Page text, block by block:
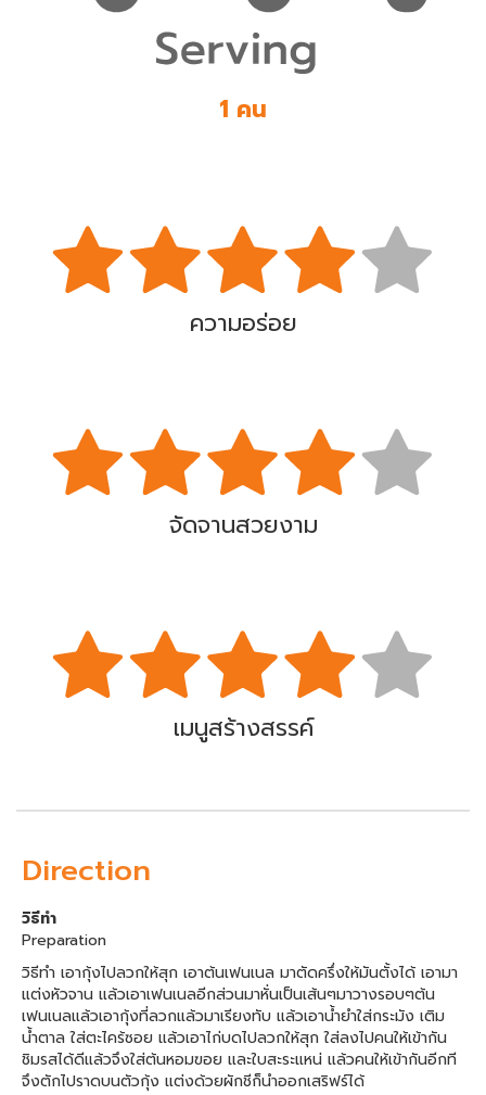
1 คน
ความอร่อย
จัดจานสวยงาม
เมนูสร้างสรรค์
Direction
วิธีทำ
Preparation
วิธีทำ เอากุ้งไปลวกให้สุก เอาต้นเฟนเนล มาตัดครึ่งให้มันตั้งได้ เอามา
แต่งหัวจาน แล้วเอาเฟนเนลอีกส่วนมาหั่นเป็นเส้นๆมาวางรอบๆต้น
เฟนเนลแล้วเอากุ้งที่ลวกแล้วมาเรียงทับ แล้วเอาน้ำยำใส่กระมัง เติม
น้ำตาล ใส่ตะไคร้ซอย แล้วเอาไก่บดไปลวกให้สุก ใส่ลงไปคนให้เข้ากัน
ชิมรสได้ดีแล้วจึงใส่ต้นหอมฃอย และใบสะระแหน่ แล้วคนให้เข้ากันอีกที
จึงตักไปราดบนตัวกุ้ง แต่งด้วยผักชีก็นำออกเสริฟร์ได้